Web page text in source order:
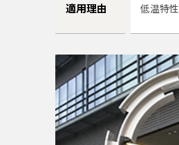
適用理由 低温特性